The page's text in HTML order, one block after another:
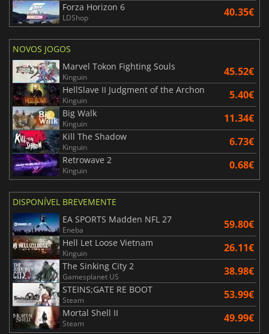
Forza Horizon 6
LDShop 40.35€
NOVOS JOGOS
Marvel Tokon Fighting Souls
Kinguin 45.52€
HellSlave II Judgment of the Archon
Kinguin 5.40€
Big Walk
Kinguin 11.34€
Kill The Shadow
Kinguin 6.73€
Retrowave 2
Kinguin 0.68€
DISPONÍVEL BREVEMENTE
EA SPORTS Madden NFL 27
Eneba 59.80€
Hell Let Loose Vietnam
Kinguin 26.11€
The Sinking City 2
Gamesplanet US 38.98€
STEINS;GATE RE BOOT
Steam 53.99€
Mortal Shell II
Steam 49.99€